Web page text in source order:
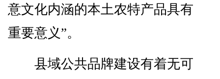
意文化内涵的本土农特产品具有
重要意义”。
县域公共品牌建设有着无可